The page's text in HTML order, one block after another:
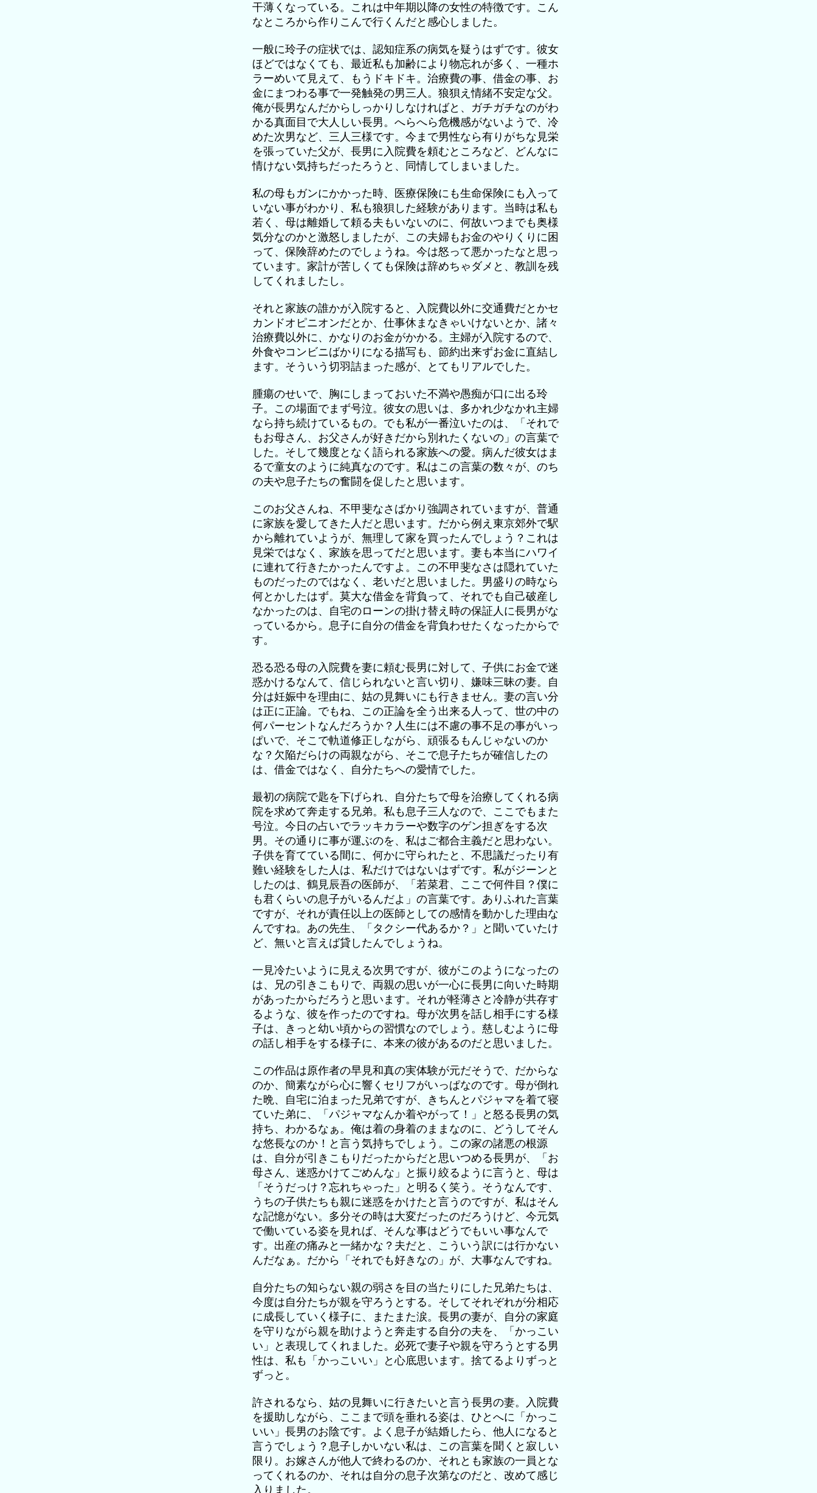
干薄くなっている。これは中年期以降の女性の特徴です。こん
なところから作りこんで行くんだと感心しました。
一般に玲子の症状では、認知症系の病気を疑うはずです。彼女
ほどではなくても、最近私も加齢により物忘れが多く、一種ホ
ラーめいて見えて、もうドキドキ。治療費の事、借金の事、お
金にまつわる事で一発触発の男三人。狼狽え情緒不安定な父。
俺が長男なんだからしっかりしなければと、ガチガチなのがわ
かる真面目で大人しい長男。へらへら危機感がないようで、冷
めた次男など、三人三様です。今まで男性なら有りがちな見栄
を張っていた父が、長男に入院費を頼むところなど、どんなに
情けない気持ちだったろうと、同情してしまいました。
私の母もガンにかかった時、医療保険にも生命保険にも入って
いない事がわかり、私も狼狽した経験があります。当時は私も
若く、母は離婚して頼る夫もいないのに、何故いつまでも奥様
気分なのかと激怒しましたが、この夫婦もお金のやりくりに困
って、保険辞めたのでしょうね。今は怒って悪かったなと思っ
ています。家計が苦しくても保険は辞めちゃダメと、教訓を残
してくれましたし。
それと家族の誰かが入院すると、入院費以外に交通費だとかセ
カンドオピニオンだとか、仕事休まなきゃいけないとか、諸々
治療費以外に、かなりのお金がかかる。主婦が入院するので、
外食やコンビニばかりになる描写も、節約出来ずお金に直結し
ます。そういう切羽詰まった感が、とてもリアルでした。
腫瘍のせいで、胸にしまっておいた不満や愚痴が口に出る玲
子。この場面でまず号泣。彼女の思いは、多かれ少なかれ主婦
なら持ち続けているもの。でも私が一番泣いたのは、「それで
もお母さん、お父さんが好きだから別れたくないの」の言葉で
した。そして幾度となく語られる家族への愛。病んだ彼女はま
るで童女のように純真なのです。私はこの言葉の数々が、のち
の夫や息子たちの奮闘を促したと思います。
このお父さんね、不甲斐なさばかり強調されていますが、普通
に家族を愛してきた人だと思います。だから例え東京郊外で駅
から離れていようが、無理して家を買ったんでしょう？これは
見栄ではなく、家族を思ってだと思います。妻も本当にハワイ
に連れて行きたかったんですよ。この不甲斐なさは隠れていた
ものだったのではなく、老いだと思いました。男盛りの時なら
何とかしたはず。莫大な借金を背負って、それでも自己破産し
なかったのは、自宅のローンの掛け替え時の保証人に長男がな
っているから。息子に自分の借金を背負わせたくなったからで
す。
恐る恐る母の入院費を妻に頼む長男に対して、子供にお金で迷
惑かけるなんて、信じられないと言い切り、嫌味三昧の妻。自
分は妊娠中を理由に、姑の見舞いにも行きません。妻の言い分
は正に正論。でもね、この正論を全う出来る人って、世の中の
何パーセントなんだろうか？人生には不慮の事不足の事がいっ
ぱいで、そこで軌道修正しながら、頑張るもんじゃないのか
な？欠陥だらけの両親ながら、そこで息子たちが確信したの
は、借金ではなく、自分たちへの愛情でした。
最初の病院で匙を下げられ、自分たちで母を治療してくれる病
院を求めて奔走する兄弟。私も息子三人なので、ここでもまた
号泣。今日の占いでラッキカラーや数字のゲン担ぎをする次
男。その通りに事が運ぶのを、私はご都合主義だと思わない。
子供を育てている間に、何かに守られたと、不思議だったり有
難い経験をした人は、私だけではないはずです。私がジーンと
したのは、鶴見辰吾の医師が、「若菜君、ここで何件目？僕に
も君くらいの息子がいるんだよ」の言葉です。ありふれた言葉
ですが、それが責任以上の医師としての感情を動かした理由な
んですね。あの先生、「タクシー代あるか？」と聞いていたけ
ど、無いと言えば貸したんでしょうね。
一見冷たいように見える次男ですが、彼がこのようになったの
は、兄の引きこもりで、両親の思いが一心に長男に向いた時期
があったからだろうと思います。それが軽薄さと冷静が共存す
るような、彼を作ったのですね。母が次男を話し相手にする様
子は、きっと幼い頃からの習慣なのでしょう。慈しむように母
の話し相手をする様子に、本来の彼があるのだと思いました。
この作品は原作者の早見和真の実体験が元だそうで、だからな
のか、簡素ながら心に響くセリフがいっぱなのです。母が倒れ
た晩、自宅に泊まった兄弟ですが、きちんとパジャマを着て寝
ていた弟に、「パジャマなんか着やがって！」と怒る長男の気
持ち、わかるなぁ。俺は着の身着のままなのに、どうしてそん
な悠長なのか！と言う気持ちでしょう。この家の諸悪の根源
は、自分が引きこもりだったからだと思いつめる長男が、「お
母さん、迷惑かけてごめんな」と振り絞るように言うと、母は
「そうだっけ？忘れちゃった」と明るく笑う。そうなんです、
うちの子供たちも親に迷惑をかけたと言うのですが、私はそん
な記憶がない。多分その時は大変だったのだろうけど、今元気
で働いている姿を見れば、そんな事はどうでもいい事なんで
す。出産の痛みと一緒かな？夫だと、こういう訳には行かない
んだなぁ。だから「それでも好きなの」が、大事なんですね。
自分たちの知らない親の弱さを目の当たりにした兄弟たちは、
今度は自分たちが親を守ろうとする。そしてそれぞれが分相応
に成長していく様子に、またまた涙。長男の妻が、自分の家庭
を守りながら親を助けようと奔走する自分の夫を、「かっこい
い」と表現してくれました。必死で妻子や親を守ろうとする男
性は、私も「かっこいい」と心底思います。捨てるよりずっと
ずっと。
許されるなら、姑の見舞いに行きたいと言う長男の妻。入院費
を援助しながら、ここまで頭を垂れる姿は、ひとへに「かっこ
いい」長男のお陰です。よく息子が結婚したら、他人になると
言うでしょう？息子しかいない私は、この言葉を聞くと寂しい
限り。お嫁さんが他人で終わるのか、それとも家族の一員とな
ってくれるのか、それは自分の息子次第なのだと、改めて感じ
入りました。